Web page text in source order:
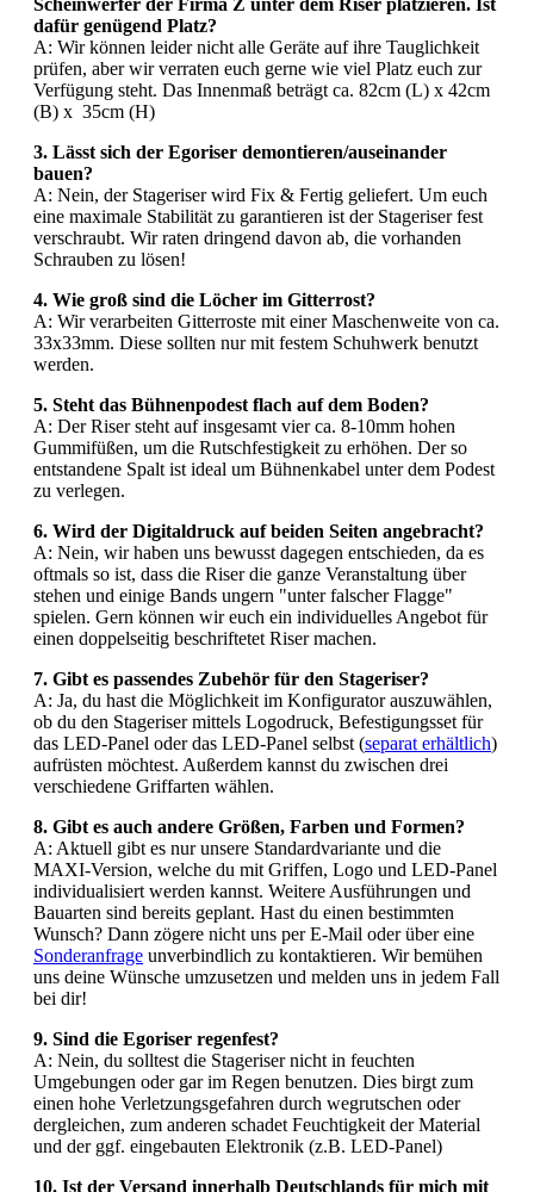
dafür genügend Platz?
A: Wir können leider nicht alle Geräte auf ihre Tauglichkeit
prüfen, aber wir verraten euch gerne wie viel Platz euch zur
Verfügung steht. Das Innenmaß beträgt ca. 82cm (L) x 42cm
(B) x 35cm (H)
3. Lässt sich der Egoriser demontieren/auseinander
bauen?
A: Nein, der Stageriser wird Fix & Fertig geliefert. Um euch
eine maximale Stabilität zu garantieren ist der Stageriser fest
verschraubt. Wir raten dringend davon ab, die vorhanden
Schrauben zu lösen!
4. Wie groß sind die Löcher im Gitterrost?
A: Wir verarbeiten Gitterroste mit einer Maschenweite von ca.
33x33mm. Diese sollten nur mit festem Schuhwerk benutzt
werden.
5. Steht das Bühnenpodest flach auf dem Boden?
A: Der Riser steht auf insgesamt vier ca. 8-10mm hohen
Gummifüßen, um die Rutschfestigkeit zu erhöhen. Der so
entstandene Spalt ist ideal um Bühnenkabel unter dem Podest
zu verlegen.
6. Wird der Digitaldruck auf beiden Seiten angebracht?
A: Nein, wir haben uns bewusst dagegen entschieden, da es
oftmals so ist, dass die Riser die ganze Veranstaltung über
stehen und einige Bands ungern "unter falscher Flagge"
spielen. Gern können wir euch ein individuelles Angebot für
einen doppelseitig beschriftetet Riser machen.
7. Gibt es passendes Zubehör für den Stageriser?
A: Ja, du hast die Möglichkeit im Konfigurator auszuwählen,
ob du den Stageriser mittels Logodruck, Befestigungsset für
das LED-Panel oder das LED-Panel selbst (separat erhältlich)
aufrüsten möchtest. Außerdem kannst du zwischen drei
verschiedene Griffarten wählen.
8. Gibt es auch andere Größen, Farben und Formen?
A: Aktuell gibt es nur unsere Standardvariante und die
MAXI-Version, welche du mit Griffen, Logo und LED-Panel
individualisiert werden kannst. Weitere Ausführungen und
Bauarten sind bereits geplant. Hast du einen bestimmten
Wunsch? Dann zögere nicht uns per E-Mail oder über eine
Sonderanfrage unverbindlich zu kontaktieren. Wir bemühen
uns deine Wünsche umzusetzen und melden uns in jedem Fall
bei dir!
9. Sind die Egoriser regenfest?
A: Nein, du solltest die Stageriser nicht in feuchten
Umgebungen oder gar im Regen benutzen. Dies birgt zum
einen hohe Verletzungsgefahren durch wegrutschen oder
dergleichen, zum anderen schadet Feuchtigkeit der Material
und der ggf. eingebauten Elektronik (z.B. LED-Panel)
10. Ist der Versand innerhalb Deutschlands für mich mit